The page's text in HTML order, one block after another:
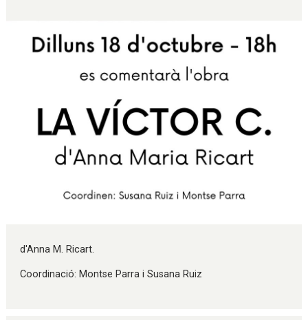
d'Anna M. Ricart.
Coordinació: Montse Parra i Susana Ruiz